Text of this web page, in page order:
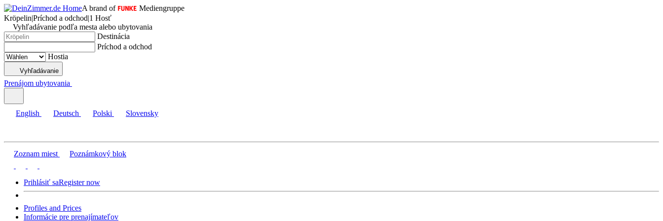
A brand of
Mediengruppe
Kröpelin|Príchod a odchod|1 Hosť
Vyhľadávanie podľa mesta alebo ubytovania
Destinácia
Príchod a odchod
Hostia
Vyhľadávanie
Prenájom ubytovania
English Deutsch Polski Slovensky
Zoznam miest Poznámkový blok
Prihlásiť saRegister now
Profiles and Prices
Informácie pre prenajímateľov